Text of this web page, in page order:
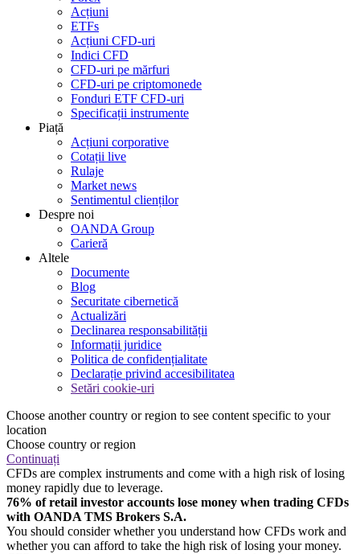
Acțiuni
ETFs
Acțiuni CFD-uri
Indici CFD
CFD-uri pe mărfuri
CFD-uri pe criptomonede
Fonduri ETF CFD-uri
Specificații instrumente
Piață
Acțiuni corporative
Cotații live
Rulaje
Market news
Sentimentul clienților
Despre noi
OANDA Group
Carieră
Altele
Documente
Blog
Securitate cibernetică
Actualizări
Declinarea responsabilității
Informații juridice
Politica de confidențialitate
Declarație privind accesibilitatea
Setări cookie-uri
Choose another country or region to see content specific to your
location
Choose country or region
Continuați
CFDs are complex instruments and come with a high risk of losing
money rapidly due to leverage.
76% of retail investor accounts lose money when trading CFDs
with OANDA TMS Brokers S.A.
You should consider whether you understand how CFDs work and
whether you can afford to take the high risk of losing your money.